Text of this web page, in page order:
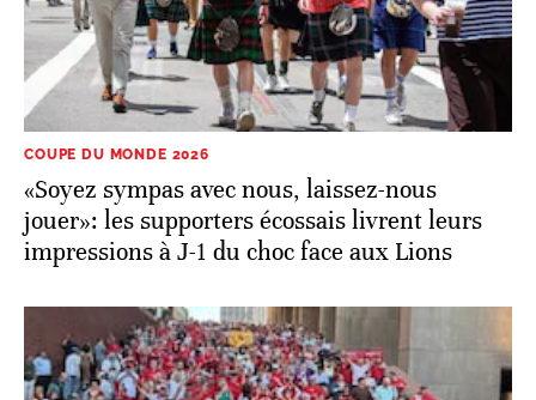
COUPE DU MONDE 2026
«Soyez sympas avec nous, laissez-nous
jouer»: les supporters écossais livrent leurs